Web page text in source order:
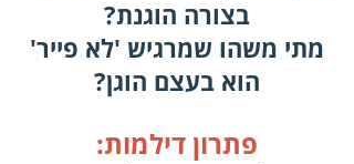
בצורה הוגנת?
מתי משהו שמרגיש 'לא פייר'
הוא בעצם הוגן?
פתרון דילמות: